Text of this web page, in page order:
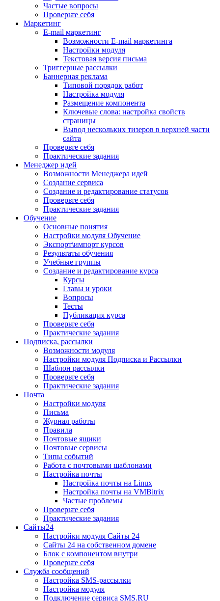
Частые вопросы
Проверьте себя
Маркетинг
E-mail маркетинг
Возможности E-mail маркетинга
Настройки модуля
Текстовая версия письма
Триггерные рассылки
Баннерная реклама
Типовой порядок работ
Настройка модуля
Размещение компонента
Ключевые слова: настройка свойств
страницы
Вывод нескольких тизеров в верхней части
сайта
Проверьте себя
Практические задания
Менеджер идей
Возможности Менеджера идей
Создание сервиса
Создание и редактирование статусов
Проверьте себя
Практические задания
Обучение
Основные понятия
Настройки модуля Обучение
Экспорт\импорт курсов
Результаты обучения
Учебные группы
Создание и редактирование курса
Курсы
Главы и уроки
Вопросы
Тесты
Публикация курса
Проверьте себя
Практические задания
Подписка, рассылки
Возможности модуля
Настройки модуля Подписка и Рассылки
Шаблон рассылки
Проверьте себя
Практические задания
Почта
Настройки модуля
Письма
Журнал работы
Правила
Почтовые ящики
Почтовые сервисы
Типы событий
Работа с почтовыми шаблонами
Настройка почты
Настройка почты на Linux
Настройка почты на VMBitrix
Частые проблемы
Проверьте себя
Практические задания
Сайты24
Настройки модуля Сайты 24
Сайты 24 на собственном домене
Блок с компонентом внутри
Проверьте себя
Служба сообщений
Настройка SMS-рассылки
Настройка модуля
Подключение сервиса SMS.RU